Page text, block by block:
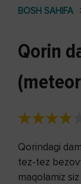
BOSH SAHIFA
Qorin
Qorindagi
tez-tez
maqolamiz